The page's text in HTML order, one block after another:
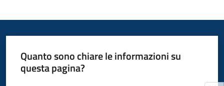
Quanto sono chiare le informazioni su
questa pagina?